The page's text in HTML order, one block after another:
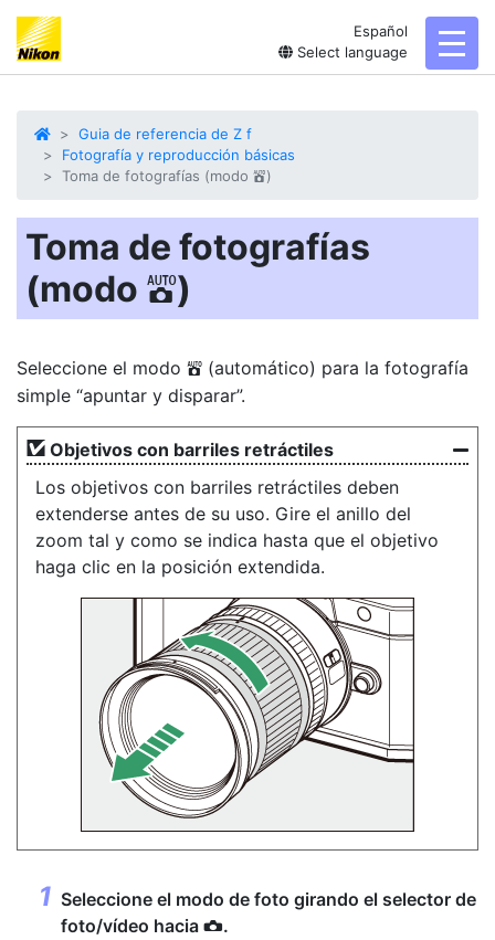
Español
Select language
Guia de referencia de Z f
Fotografía y reproducción básicas
Toma de fotografías (modo b)
Toma de fotografías
(modo b)
Seleccione el modo b (automático) para la fotografía
simple “apuntar y disparar”.
Objetivos con barriles retráctiles
Los objetivos con barriles retráctiles deben
extenderse antes de su uso. Gire el anillo del
zoom tal y como se indica hasta que el objetivo
haga clic en la posición extendida.
Seleccione el modo de foto girando el selector de
foto/vídeo hacia C.